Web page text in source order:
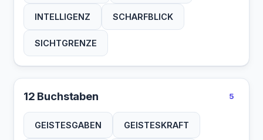
INTELLIGENZ SCHARFBLICK
SICHTGRENZE
12 Buchstaben 5
GEISTESGABEN GEISTESKRAFT